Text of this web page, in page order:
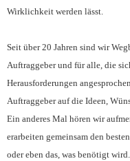
Wirklichkeit werden lässt.
Seit über 20 Jahren sind wir
Auftraggeber und für alle, die
Herausforderungen
Auftraggeber auf die Ideen,
Ein anderes Mal hören wir
erarbeiten gemeinsam den
oder eben das, was benötigt wird.